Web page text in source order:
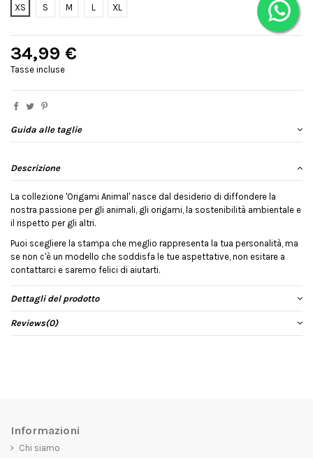
XS
S M L XL
34,99 €
Tasse incluse
Guida alle taglie
Descrizione
La collezione 'Origami Animal' nasce dal desiderio di diffondere la
nostra passione per gli animali, gli origami, la sostenibilità ambientale e
il rispetto per gli altri.
Puoi scegliere la stampa che meglio rappresenta la tua personalità, ma
se non c'è un modello che soddisfa le tue aspettative, non esitare a
contattarci e saremo felici di aiutarti.
Dettagli del prodotto
Reviews(0)
Informazioni
Chi siamo